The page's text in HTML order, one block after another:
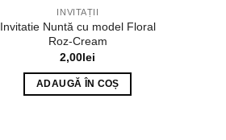
INVITAȚII
Invitatie Nuntă cu model Floral
Roz-Cream
2,00lei
ADAUGĂ ÎN COȘ